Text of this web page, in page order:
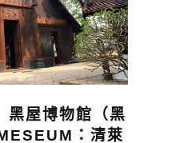
黑屋博物館（黑
：清萊